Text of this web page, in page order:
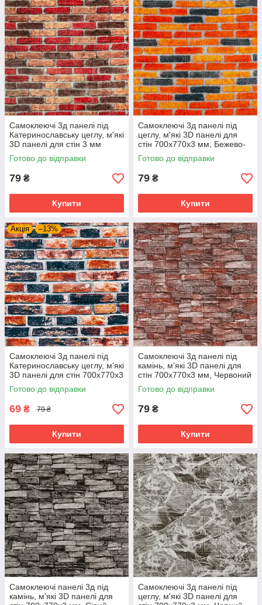
Самоклеючі 3д панелі під
Катеринославську цеглу, м'які
3D панелі для стін 3 мм
Бежево-коричневий (047-3)
Готово до відправки
79 ₴
Купити
Самоклеючі 3д панелі під
цеглу, м'які 3D панелі для
стін 700х770х3 мм, Бежево-
коричнева матова (047-3m)
Готово до відправки
79 ₴
Купити
Акція –13%
Самоклеючі 3д панелі під
Катеринославську цеглу, м'які
3D панелі для стін 700х770х3
мм, Сіро-синій (48-3)
Готово до відправки
69 ₴ 79 ₴
Купити
Самоклеючі 3д панелі під
камінь, м'які 3D панелі для
стін 700х770х3 мм, Червоний
піщаник (58-3)
Готово до відправки
79 ₴
Купити
Самоклеючі панелі 3д під
камінь, м'які 3D панелі для
Самоклеючі 3д панелі під
цеглу, м'які 3D панелі для